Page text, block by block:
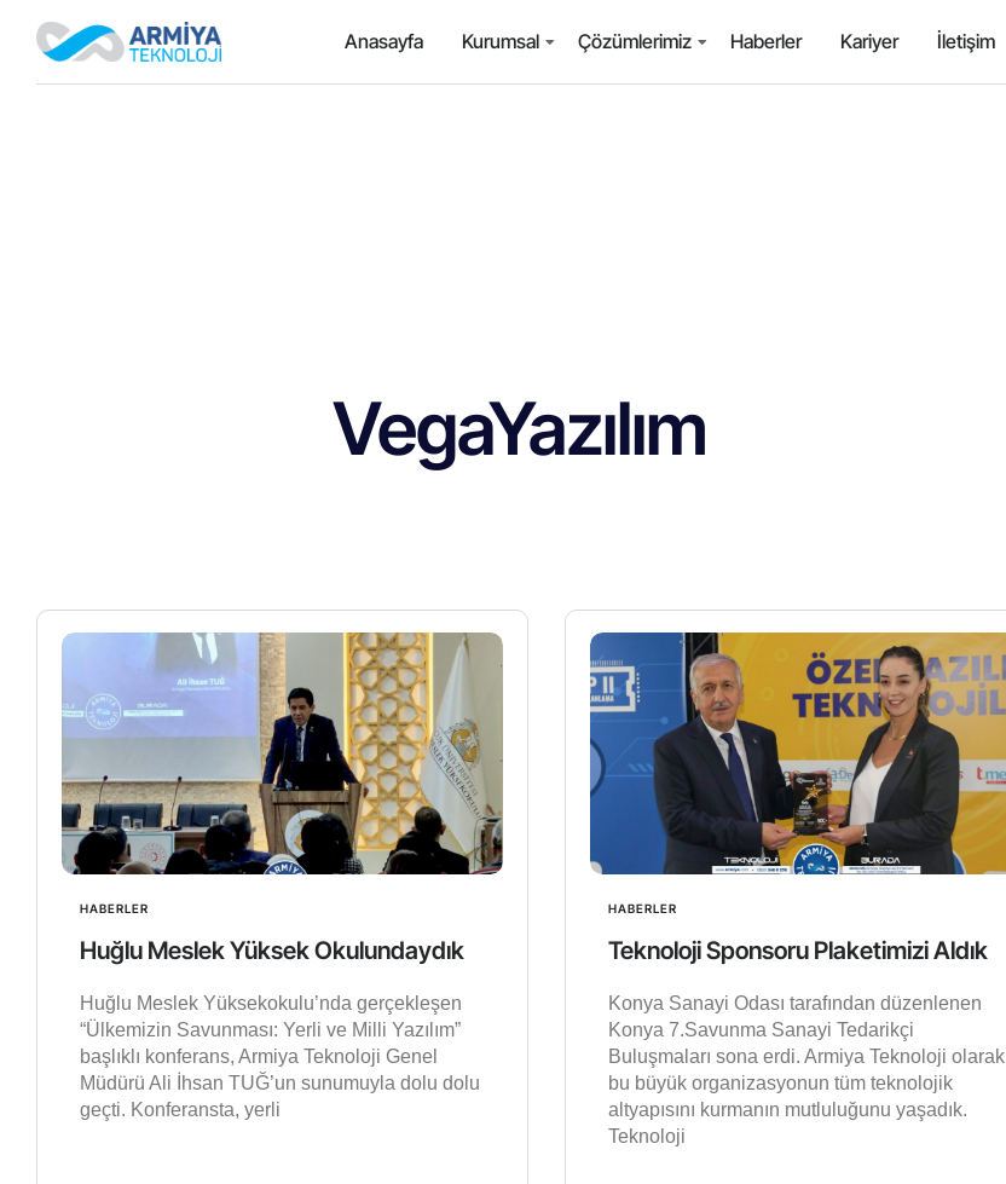
Anasayfa Kurumsal Çözümlerimiz Haberler Kariyer İletişim
VegaYazılım
HABERLER
Huğlu Meslek Yüksek Okulundaydık
Huğlu Meslek Yüksekokulu’nda gerçekleşen
“Ülkemizin Savunması: Yerli ve Milli Yazılım”
başlıklı konferans, Armiya Teknoloji Genel
Müdürü Ali İhsan TUĞ’un sunumuyla dolu dolu
geçti. Konferansta, yerli
HABERLER
Teknoloji Sponsoru Plaketimizi Aldık
Konya Sanayi Odası tarafından düzenlenen
Konya 7.Savunma Sanayi Tedarikçi
Buluşmaları sona erdi. Armiya Teknoloji olarak
bu büyük organizasyonun tüm teknolojik
altyapısını kurmanın mutluluğunu yaşadık.
Teknoloji